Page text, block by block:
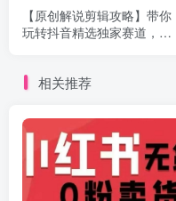
【原创解说剪辑攻略】带你
玩转抖音精选独家赛道，新
相关推荐